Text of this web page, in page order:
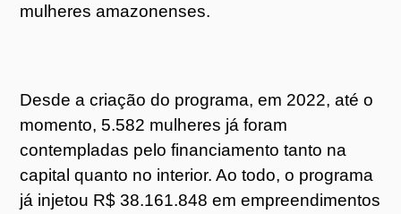
mulheres amazonenses.
Desde a criação do programa, em 2022, até o
momento, 5.582 mulheres já foram
contempladas pelo financiamento tanto na
capital quanto no interior. Ao todo, o programa
já injetou R$ 38.161.848 em empreendimentos